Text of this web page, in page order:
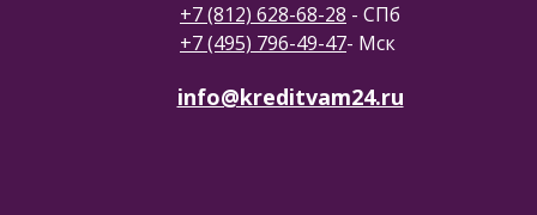
+7 (812) 628-68-28 - СПб
+7 (495) 796-49-47- Мск
info@kreditvam24.ru